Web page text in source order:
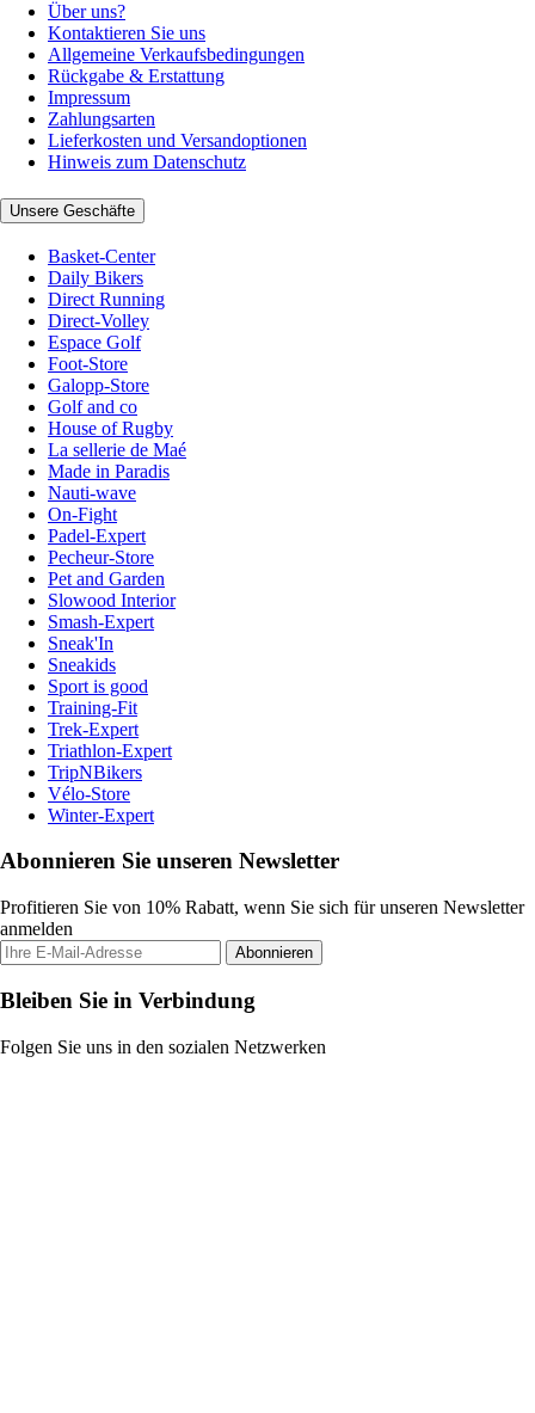
Über uns?
Kontaktieren Sie uns
Allgemeine Verkaufsbedingungen
Rückgabe & Erstattung
Impressum
Zahlungsarten
Lieferkosten und Versandoptionen
Hinweis zum Datenschutz
Unsere Geschäfte
Basket-Center
Daily Bikers
Direct Running
Direct-Volley
Espace Golf
Foot-Store
Galopp-Store
Golf and co
House of Rugby
La sellerie de Maé
Made in Paradis
Nauti-wave
On-Fight
Padel-Expert
Pecheur-Store
Pet and Garden
Slowood Interior
Smash-Expert
Sneak'In
Sneakids
Sport is good
Training-Fit
Trek-Expert
Triathlon-Expert
TripNBikers
Vélo-Store
Winter-Expert
Abonnieren Sie unseren Newsletter
Profitieren Sie von 10% Rabatt, wenn Sie sich für unseren Newsletter
anmelden
Abonnieren
Bleiben Sie in Verbindung
Folgen Sie uns in den sozialen Netzwerken